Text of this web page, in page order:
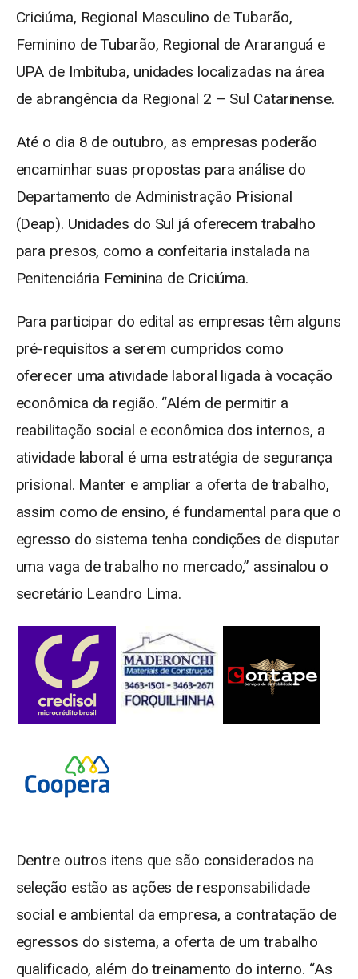
Criciúma, Regional Masculino de Tubarão,
Feminino de Tubarão, Regional de Araranguá e
UPA de Imbituba, unidades localizadas na área
de abrangência da Regional 2 – Sul Catarinense.
Até o dia 8 de outubro, as empresas poderão
encaminhar suas propostas para análise do
Departamento de Administração Prisional
(Deap). Unidades do Sul já oferecem trabalho
para presos, como a confeitaria instalada na
Penitenciária Feminina de Criciúma.
Para participar do edital as empresas têm alguns
pré-requisitos a serem cumpridos como
oferecer uma atividade laboral ligada à vocação
econômica da região. “Além de permitir a
reabilitação social e econômica dos internos, a
atividade laboral é uma estratégia de segurança
prisional. Manter e ampliar a oferta de trabalho,
assim como de ensino, é fundamental para que o
egresso do sistema tenha condições de disputar
uma vaga de trabalho no mercado,” assinalou o
secretário Leandro Lima.
Dentre outros itens que são considerados na
seleção estão as ações de responsabilidade
social e ambiental da empresa, a contratação de
egressos do sistema, a oferta de um trabalho
qualificado, além do treinamento do interno. “As